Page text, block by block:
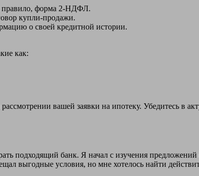
правило, форма 2-НДФЛ.
купли-продажи.
о своей кредитной истории.
как:
вашей заявки на ипотеку. Убедитесь в
подходящий банк. Я начал с изучения
выгодные условия, но мне хотелось найти